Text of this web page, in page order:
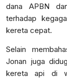
dana APBN
terhadap
kereta cepat.
Selain
Jonan juga
kereta api di